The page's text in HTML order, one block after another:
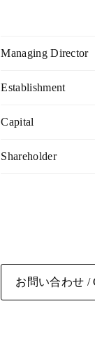
Managing Director
Establishment
Capital
Shareholder
お問い合わせ /